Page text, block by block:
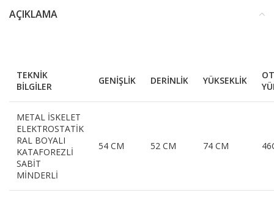
AÇIKLAMA
TEKNİK
BİLGİLER
GENİŞLİK DERİNLİK YÜKSEKLİK
METAL İSKELET
ELEKTROSTATİK
RAL BOYALI
KATAFOREZLİ
SABİT
MİNDERLİ
54 CM 52 CM 74 CM